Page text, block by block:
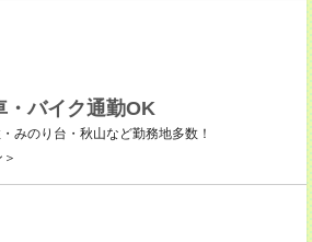
・バイク通勤OK
みのり台・秋山など勤務地多数！